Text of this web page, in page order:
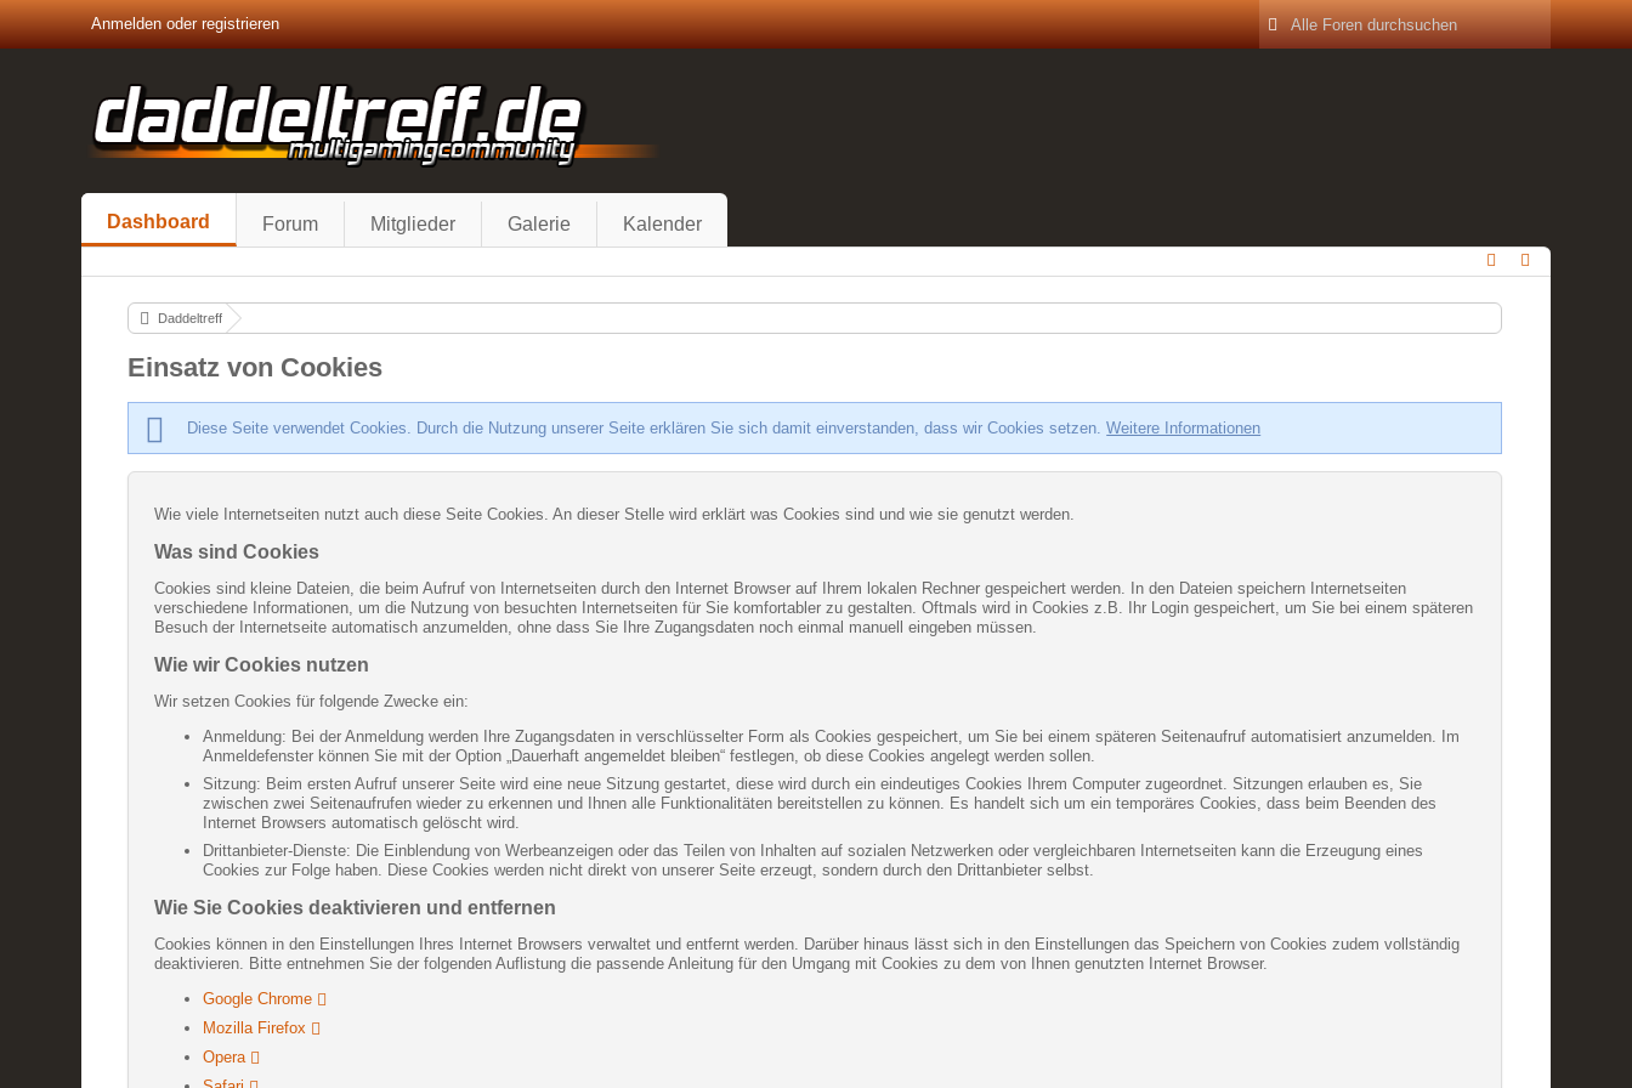
Anmelden oder registrieren
Dashboard Forum Mitglieder Galerie Kalender
Daddeltreff
Einsatz von Cookies
Diese Seite verwendet Cookies. Durch die Nutzung unserer Seite erklären Sie sich damit einverstanden, dass wir Cookies setzen.Weitere Informationen
Wie viele Internetseiten nutzt auch diese Seite Cookies. An dieser Stelle wird erklärt was Cookies sind und wie sie genutzt werden.
Was sind Cookies
Cookies sind kleine Dateien, die beim Aufruf von Internetseiten durch den Internet Browser auf Ihrem lokalen Rechner gespeichert werden. In den Dateien speichern Internetseiten
verschiedene Informationen, um die Nutzung von besuchten Internetseiten für Sie komfortabler zu gestalten. Oftmals wird in Cookies z.B. Ihr Login gespeichert, um Sie bei einem späteren
Besuch der Internetseite automatisch anzumelden, ohne dass Sie Ihre Zugangsdaten noch einmal manuell eingeben müssen.
Wie wir Cookies nutzen
Wir setzen Cookies für folgende Zwecke ein:
Anmeldung: Bei der Anmeldung werden Ihre Zugangsdaten in verschlüsselter Form als Cookies gespeichert, um Sie bei einem späteren Seitenaufruf automatisiert anzumelden. Im
Anmeldefenster können Sie mit der Option „Dauerhaft angemeldet bleiben“ festlegen, ob diese Cookies angelegt werden sollen.
Sitzung: Beim ersten Aufruf unserer Seite wird eine neue Sitzung gestartet, diese wird durch ein eindeutiges Cookies Ihrem Computer zugeordnet. Sitzungen erlauben es, Sie
zwischen zwei Seitenaufrufen wieder zu erkennen und Ihnen alle Funktionalitäten bereitstellen zu können. Es handelt sich um ein temporäres Cookies, dass beim Beenden des
Internet Browsers automatisch gelöscht wird.
Drittanbieter-Dienste: Die Einblendung von Werbeanzeigen oder das Teilen von Inhalten auf sozialen Netzwerken oder vergleichbaren Internetseiten kann die Erzeugung eines
Cookies zur Folge haben. Diese Cookies werden nicht direkt von unserer Seite erzeugt, sondern durch den Drittanbieter selbst.
Wie Sie Cookies deaktivieren und entfernen
Cookies können in den Einstellungen Ihres Internet Browsers verwaltet und entfernt werden. Darüber hinaus lässt sich in den Einstellungen das Speichern von Cookies zudem vollständig
deaktivieren. Bitte entnehmen Sie der folgenden Auflistung die passende Anleitung für den Umgang mit Cookies zu dem von Ihnen genutzten Internet Browser.
Google Chrome
Mozilla Firefox
Opera